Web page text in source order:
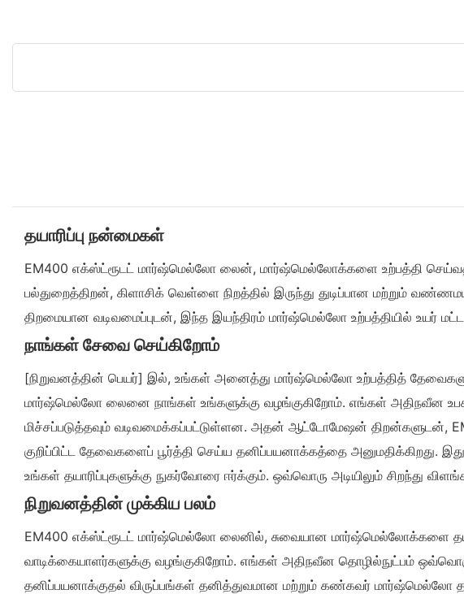
தயாரிப்பு நன்மைகள்
EM400 எக்ஸ்ட்ரூடட் மார்ஷ்மெல்லோ லைன், மார்ஷ்மெல்லோக்களை உற்பத்தி
பல்துறைத்திறன், கிளாசிக் வெள்ளை நிறத்தில் இருந்து துடிப்பான மற்றும்
திறமையான வடிவமைப்புடன், இந்த இயந்திரம் மார்ஷ்மெல்லோ உற்பத்தியில் உயர்
நாங்கள் சேவை செய்கிறோம்
[நிறுவனத்தின் பெயர்] இல், உங்கள் அனைத்து மார்ஷ்மெல்லோ உற்பத்தித்
மார்ஷ்மெல்லோ லைனை நாங்கள் உங்களுக்கு வழங்குகிறோம். எங்கள் அதிநவீன
மிச்சப்படுத்தவும் வடிவமைக்கப்பட்டுள்ளன. அதன் ஆட்டோமேஷன் திறன்களுடன்,
குறிப்பிட்ட தேவைகளைப் பூர்த்தி செய்ய தனிப்பயனாக்கத்தை அனுமதிக்கிறது.
உங்கள் தயாரிப்புகளுக்கு நுகர்வோரை ஈர்க்கும். ஒவ்வொரு அடியிலும் சிறந்து
நிறுவனத்தின் முக்கிய பலம்
EM400 எக்ஸ்ட்ரூடட் மார்ஷ்மெல்லோ லைனில், சுவையான மார்ஷ்மெல்லோக்களை
வாடிக்கையாளர்களுக்கு வழங்குகிறோம். எங்கள் அதிநவீன தொழில்நுட்பம்
தனிப்பயனாக்குதல் விருப்பங்கள் தனித்துவமான மற்றும் கண்கவர் மார்ஷ்மெல்லோ